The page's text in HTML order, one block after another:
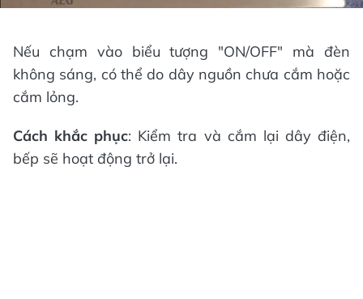
Nếu chạm vào biểu tượng "ON/OFF" mà đèn
không sáng, có thể do dây nguồn chưa cắm hoặc
cắm lỏng.
Cách khắc phục: Kiểm tra và cắm lại dây điện,
bếp sẽ hoạt động trở lại.